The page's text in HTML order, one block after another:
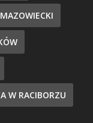
W RACIBORZU